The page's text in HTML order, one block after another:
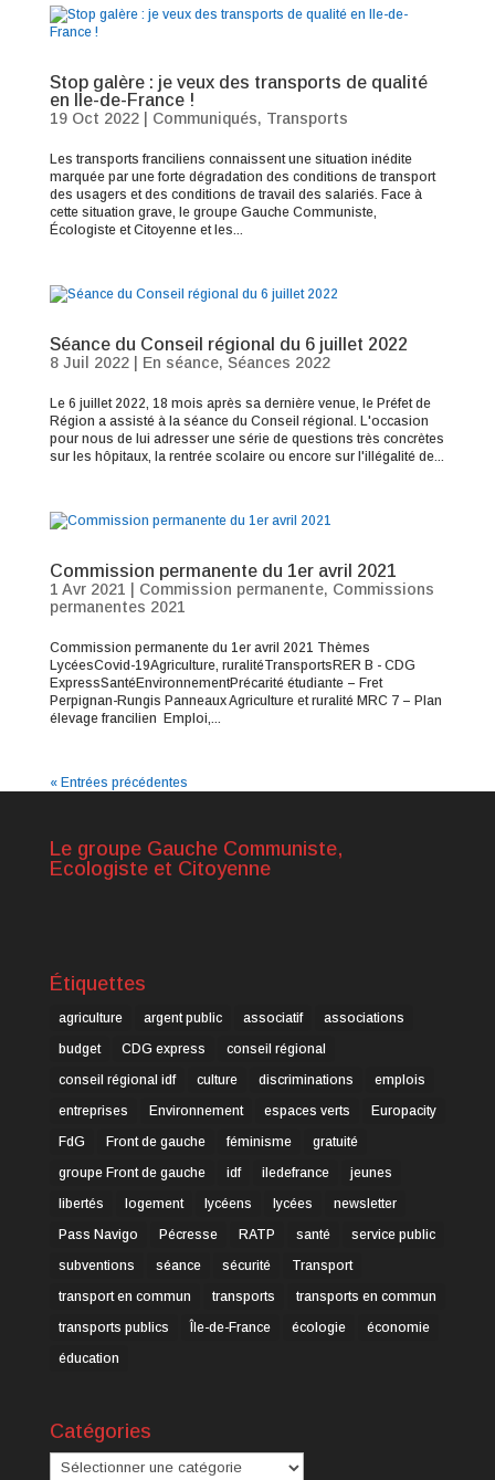
Stop galère : je veux des transports de qualité
en Ile-de-France !
19 Oct 2022| Communiqués, Transports
Les transports franciliens connaissent une situation inédite
marquée par une forte dégradation des conditions de transport
des usagers et des conditions de travail des salariés. Face à
cette situation grave, le groupe Gauche Communiste,
Écologiste et Citoyenne et les...
Séance du Conseil régional du 6 juillet 2022
8 Juil 2022| En séance, Séances 2022
Le 6 juillet 2022, 18 mois après sa dernière venue, le Préfet de
Région a assisté à la séance du Conseil régional. L'occasion
pour nous de lui adresser une série de questions très concrètes
sur les hôpitaux, la rentrée scolaire ou encore sur l'illégalité de...
Commission permanente du 1er avril 2021
1 Avr 2021 Commission permanente, Commissions
permanentes 2021
Commission permanente du 1er avril 2021 Thèmes
LycéesCovid-19Agriculture, ruralitéTransportsRER B - CDG
ExpressSantéEnvironnementPrécarité étudiante – Fret
Perpignan-Rungis Panneaux Agriculture et ruralité MRC 7 – Plan
élevage francilien Emploi,...
« Entrées précédentes
Le groupe Gauche Communiste,
Ecologiste et Citoyenne
Étiquettes
agriculture argent public associatif
associations
budget
CDG express
conseil régional
conseil régional idf
culture discriminations
emplois
entreprises
Environnement espaces verts
Europacity
FdG
Front de gauche féminisme
gratuité
groupe Front de gauche
idf iledefrance
jeunes
libertés
logement lycéens lycées
newsletter
Pass Navigo
Pécresse RATP santé
service public
subventions
séance sécurité
Transport
transport en commun
transports
transports en commun
transports publics
Île-de-France écologie
économie
éducation
Catégories
Catégories